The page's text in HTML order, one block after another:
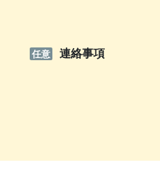
任意 連絡事項